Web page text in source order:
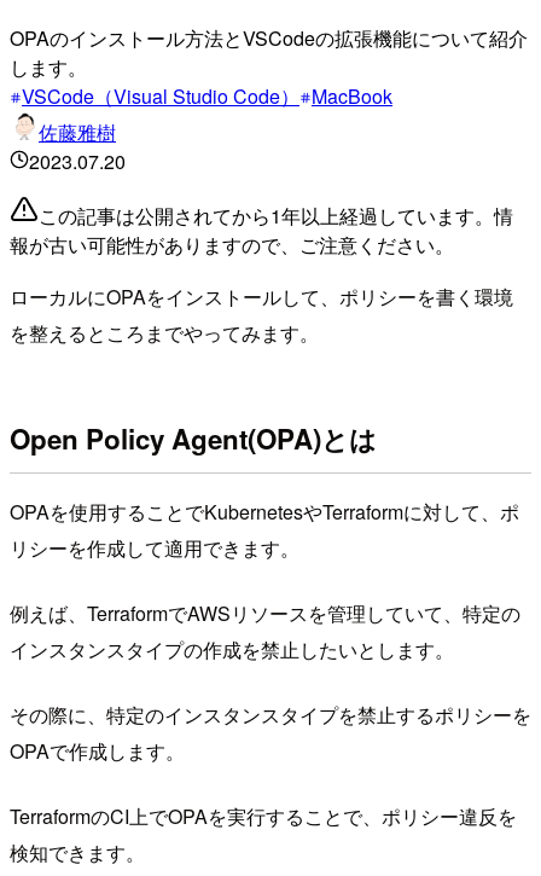
OPAのインストール方法とVSCodeの拡張機能について紹介
します。
VSCode（Visual Studio Code）
MacBook
佐藤雅樹
2023.07.20
この記事は公開されてから1年以上経過しています。情
報が古い可能性がありますので、ご注意ください。
ローカルにOPAをインストールして、ポリシーを書く環境
を整えるところまでやってみます。
Open Policy Agent(OPA)とは
OPAを使用することでKubernetesやTerraformに対して、ポ
リシーを作成して適用できます。
例えば、TerraformでAWSリソースを管理していて、特定の
インスタンスタイプの作成を禁止したいとします。
その際に、特定のインスタンスタイプを禁止するポリシーを
OPAで作成します。
TerraformのCI上でOPAを実行することで、ポリシー違反を
検知できます。